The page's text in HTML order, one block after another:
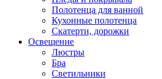
Полотенца для ванной
Кухонные полотенца
Скатерти, дорожки
Освещение
Люстры
Бра
Светильники